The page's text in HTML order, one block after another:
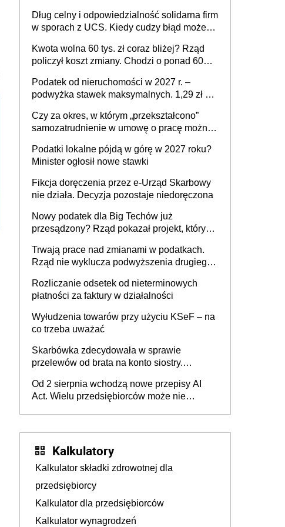
Dług celny i odpowiedzialność solidarna firm
w sporach z UCS. Kiedy cudzy błąd może
Kwota wolna 60 tys. zł coraz bliżej? Rząd
policzył koszt zmiany. Chodzi o ponad 60
Podatek od nieruchomości w 2027 r. –
podwyżka stawek maksymalnych. 1,29 zł za
budynków i lokali związanych z
prowadzeniem działalności gospodarczej
Czy za okres, w którym „przekształcono”
samozatrudnienie w umowę o pracę można
umowy cywilnoprawnej jedynym
racjonalnym wyjściem
Podatki lokalne pójdą w górę w 2027 roku?
Minister ogłosił nowe stawki
Fikcja doręczenia przez e-Urząd Skarbowy
nie działa. Decyzja pozostaje niedoręczona
Nowy podatek dla Big Techów już
przesądzony? Rząd pokazał projekt, który
Trwają prace nad zmianami w podatkach.
Rząd nie wyklucza podwyższenia drugiego
Rozliczanie odsetek od nieterminowych
płatności za faktury w działalności
Wyłudzenia towarów przy użyciu KSeF – na
co trzeba uważać
Skarbówka zdecydowała w sprawie
przelewów od brata na konto siostry.
darowizna, ale podatku jednak nie będzie
Od 2 sierpnia wchodzą nowe przepisy AI
Act. Wielu przedsiębiorców może nie
Kalkulatory
Kalkulator składki zdrowotnej dla
przedsiębiorcy
Kalkulator dla przedsiębiorców
Kalkulator wynagrodzeń